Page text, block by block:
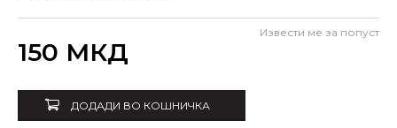
150 МКД
Извести ме за попуст
ДОДАДИ ВО КОШНИЧКА